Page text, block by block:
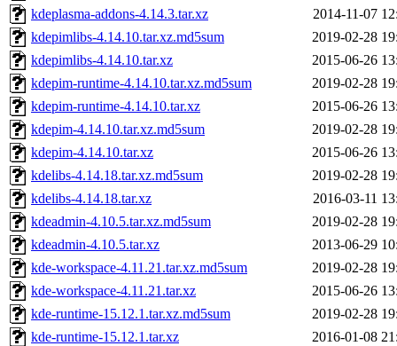
kdeplasma-addons-4.14.3.tar.xz
2014-11-07
kdepimlibs-4.14.10.tar.xz.md5sum
2019-02-28
kdepimlibs-4.14.10.tar.xz
2015-06-26
kdepim-runtime-4.14.10.tar.xz.md5sum
2019-02-28
kdepim-runtime-4.14.10.tar.xz
2015-06-26
kdepim-4.14.10.tar.xz.md5sum
2019-02-28
kdepim-4.14.10.tar.xz
2015-06-26
kdelibs-4.14.18.tar.xz.md5sum
2019-02-28
kdelibs-4.14.18.tar.xz
2016-03-11
kdeadmin-4.10.5.tar.xz.md5sum
2019-02-28
kdeadmin-4.10.5.tar.xz
2013-06-29
kde-workspace-4.11.21.tar.xz.md5sum
2019-02-28
kde-workspace-4.11.21.tar.xz
2015-06-26
kde-runtime-15.12.1.tar.xz.md5sum
2019-02-28
kde-runtime-15.12.1.tar.xz
2016-01-08